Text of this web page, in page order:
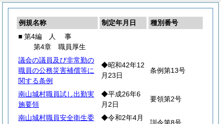
例規名称 制定年月日
種別番号
■ 第4編
人 事
第4章 職員厚生
議会の議員及び非常勤の
職員の公務災害補償等に
関する条例
◆昭和42年12
月23日
条例第13号
南山城村職員試し出勤実
施要領
◆平成26年6
月2日
要領第2号
南山城村職員安全衛生委
◆令和2年4月